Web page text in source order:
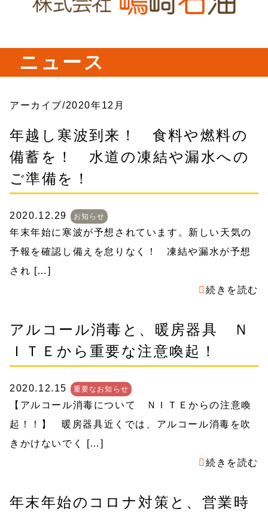
ニュース
アーカイブ/2020年12月
年越し寒波到来！ 食料や燃料の
備蓄を！ 水道の凍結や漏水への
ご準備を！
2020.12.29 お知らせ
年末年始に寒波が予想されています。新しい天気の
予報を確認し備えを怠りなく！ 凍結や漏水が予想
され […]
続きを読む
アルコール消毒と、暖房器具 Ｎ
ＩＴＥから重要な注意喚起！
2020.12.15 重要なお知らせ
【アルコール消毒について ＮＩＴＥからの注意喚
起！！】 暖房器具近くでは、アルコール消毒を吹
きかけないでく […]
続きを読む
年末年始のコロナ対策と、営業時